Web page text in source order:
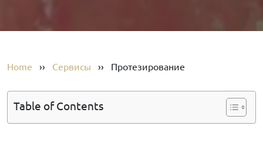
Home ›› Сервисы ›› Протезирование
Table of Contents